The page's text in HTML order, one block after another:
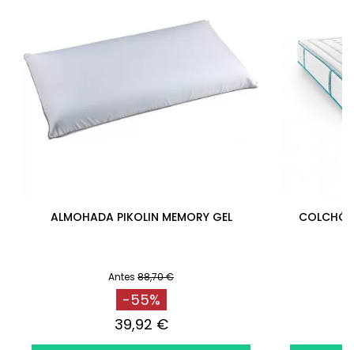
ALMOHADA PIKOLIN MEMORY GEL
Antes 88,70 €
-55%
39,92 €